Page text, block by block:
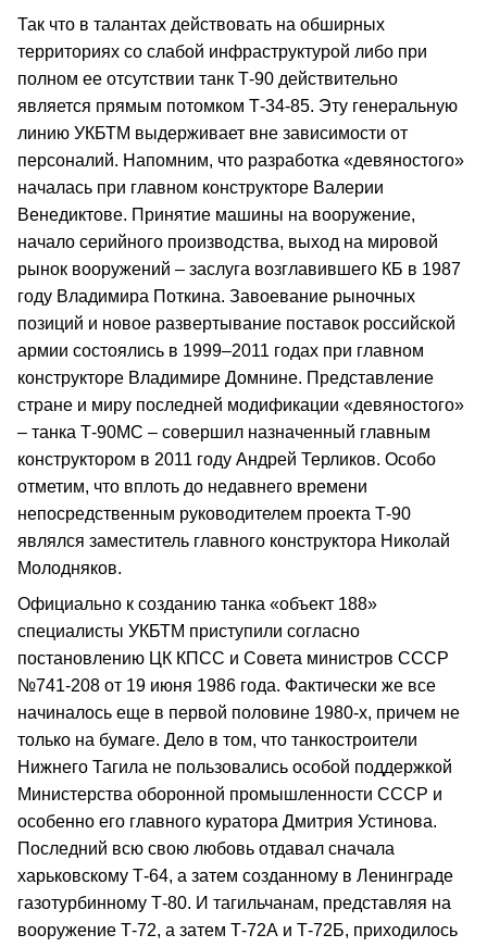
Так что в талантах действовать на обширных
территориях со слабой инфраструктурой либо при
полном ее отсутствии танк Т-90 действительно
является прямым потомком Т-34-85. Эту генеральную
линию УКБТМ выдерживает вне зависимости от
персоналий. Напомним, что разработка «девяностого»
началась при главном конструкторе Валерии
Венедиктове. Принятие машины на вооружение,
начало серийного производства, выход на мировой
рынок вооружений – заслуга возглавившего КБ в 1987
году Владимира Поткина. Завоевание рыночных
позиций и новое развертывание поставок российской
армии состоялись в 1999–2011 годах при главном
конструкторе Владимире Домнине. Представление
стране и миру последней модификации «девяностого»
– танка Т-90МС – совершил назначенный главным
конструктором в 2011 году Андрей Терликов. Особо
отметим, что вплоть до недавнего времени
непосредственным руководителем проекта Т-90
являлся заместитель главного конструктора Николай
Молодняков.
Официально к созданию танка «объект 188»
специалисты УКБТМ приступили согласно
постановлению ЦК КПСС и Совета министров СССР
№741-208 от 19 июня 1986 года. Фактически же все
начиналось еще в первой половине 1980-х, причем не
только на бумаге. Дело в том, что танкостроители
Нижнего Тагила не пользовались особой поддержкой
Министерства оборонной промышленности СССР и
особенно его главного куратора Дмитрия Устинова.
Последний всю свою любовь отдавал сначала
харьковскому Т-64, а затем созданному в Ленинграде
газотурбинному Т-80. И тагильчанам, представляя на
вооружение Т-72, а затем Т-72А и Т-72Б, приходилось